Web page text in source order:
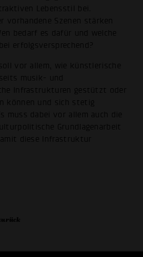
Lebensstil bei.
vorhandene Szenen stärken
bedarf es dafür und welche
erfolgsversprechend?
vor allem, wie künstlerische
musik- und
Infrastrukturen gestützt oder
können und sich stetig
muss dabei vor allem auch die
Grundlagenarbeit
diese Infrastruktur